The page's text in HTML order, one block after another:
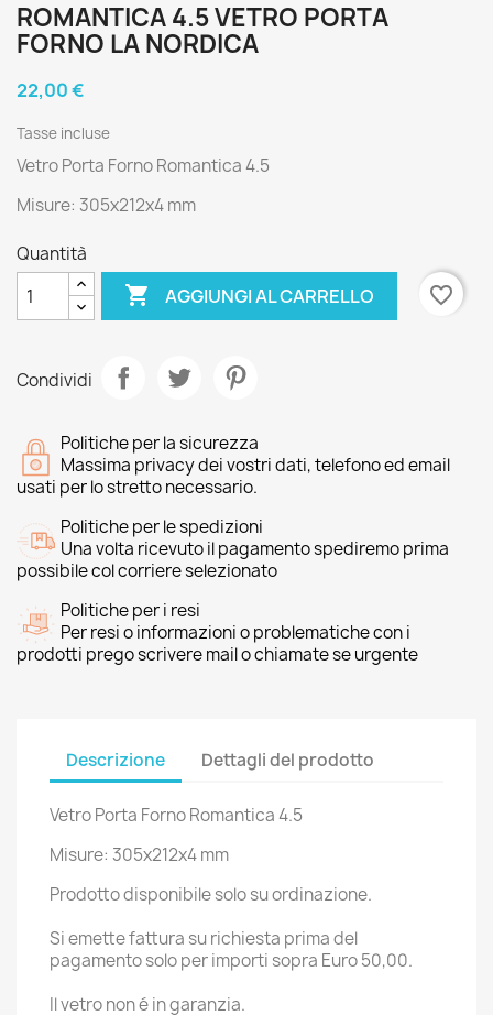
ROMANTICA 4.5 VETRO PORTA
FORNO LA NORDICA
22,00 €
Tasse incluse
Vetro Porta Forno Romantica 4.5
Misure: 305x212x4 mm
Quantità
 AGGIUNGI AL CARRELLO favorite_border
Condividi
Politiche per la sicurezza
Massima privacy dei vostri dati, telefono ed email
usati per lo stretto necessario.
Politiche per le spedizioni
Una volta ricevuto il pagamento spediremo prima
possibile col corriere selezionato
Politiche per i resi
Per resi o informazioni o problematiche con i
prodotti prego scrivere mail o chiamate se urgente
Descrizione Dettagli del prodotto
Vetro Porta Forno Romantica 4.5
Misure: 305x212x4 mm
Prodotto disponibile solo su ordinazione.
Si emette fattura su richiesta prima del
pagamento solo per importi sopra Euro 50,00.
Il vetro non é in garanzia.